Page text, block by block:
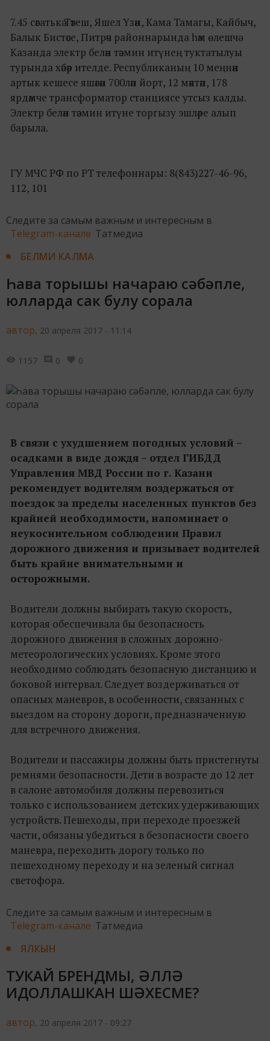
7.45 сәгатькә Тәтеш, Яшел Үзән, Кама Тамагы, Кайбыч,
Балык Бистәсе, Питрәч районнарында һәм өлешчә
Казанда электр белән тәэмин итүнең туктатылуы
турында хәбәр ителде. Республиканың 10 меңнән
артык кешесе яшәгән 700ләп йорт, 12 мәктәп, 178
ярдәмче трансформатор станциясе утсыз калды.
Электр белән тәэмин итүне торгызу эшләре алып
барыла.
ГУ МЧС РФ по РТ телефоннары: 8(843)227-46-96,
112, 101
Следите за самым важным и интересным в
Telegram-канале Татмедиа
БЕЛМИ КАЛМА
Һава торышы начараю сәбәпле,
юлларда сак булу сорала
автор, 20 апреля 2017 - 11:14
1157 0 0
В связи с ухудшением погодных условий –
осадками в виде дождя – отдел ГИБДД
Управления МВД России по г. Казани
рекомендует водителям воздержаться от
поездок за пределы населенных пунктов без
крайней необходимости, напоминает о
неукоснительном соблюдении Правил
дорожного движения и призывает водителей
быть крайне внимательными и
осторожными.
Водители должны выбирать такую скорость,
которая обеспечивала бы безопасность
дорожного движения в сложных дорожно-
метеорологических условиях. Кроме этого
необходимо соблюдать безопасную дистанцию и
боковой интервал. Следует воздерживаться от
опасных маневров, в особенности, связанных с
выездом на сторону дороги, предназначенную
для встречного движения.
Водители и пассажиры должны быть пристегнуты
ремнями безопасности. Дети в возрасте до 12 лет
в салоне автомобиля должны перевозиться
только с использованием детских удерживающих
устройств. Пешеходы, при переходе проезжей
части, обязаны убедиться в безопасности своего
маневра, переходить дорогу только по
пешеходному переходу и на зеленый сигнал
светофора.
Следите за самым важным и интересным в
Telegram-канале Татмедиа
ЯЛКЫН
ТУКАЙ БРЕНДМЫ, ӘЛЛӘ
ИДОЛЛАШКАН ШӘХЕСМЕ?
автор, 20 апреля 2017 - 09:27